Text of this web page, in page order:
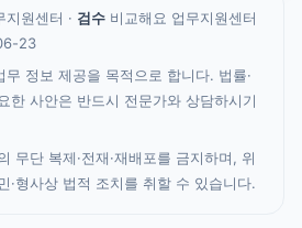
지원센터 · 검수 비교해요 업무지원센터
23
정보 제공을 목적으로 합니다. 법률·
한 사안은 반드시 전문가와 상담하시기
무단 복제·전재·재배포를 금지하며, 위
·형사상 법적 조치를 취할 수 있습니다.